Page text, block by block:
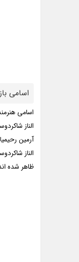
اسامی
اسامی
الناز
آرمین
الناز
ظاهر شده